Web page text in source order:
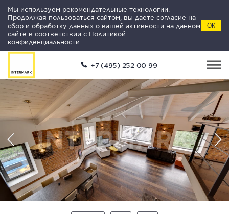
Мы используем рекомендательные технологии.
Продолжая пользоваться сайтом, вы даете согласие на
сбор и обработку данных о вашей активности на данном
сайте в соответствии с Политикой
конфиденциальности
ОК
+7 (495) 252 00 99